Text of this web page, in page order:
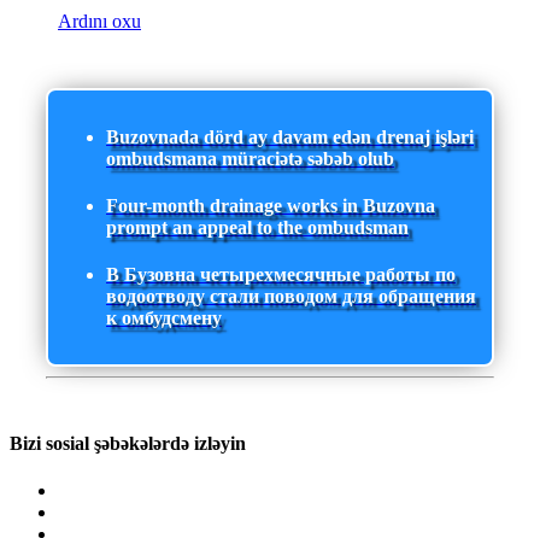
Ardını oxu
Buzovnada dörd ay davam edən drenaj işləri
ombudsmana müraciətə səbəb olub
Four-month drainage works in Buzovna
prompt an appeal to the ombudsman
В Бузовна четырехмесячные работы по
водоотводу стали поводом для обращения
к омбудсмену
Bizi sosial şəbəkələrdə izləyin